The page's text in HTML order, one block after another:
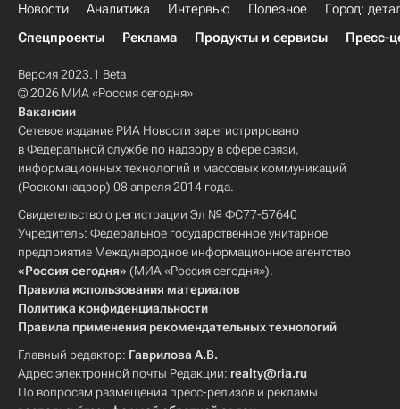
Новости Аналитика Интервью Полезное
Город:
Спецпроекты
Реклама Продукты и сервисы Пресс-
Версия 2023.1 Beta
© 2026 МИА «Россия сегодня»
Вакансии
Сетевое издание РИА Новости зарегистрировано
в Федеральной службе по надзору в сфере связи,
информационных технологий и массовых коммуникаций
(Роскомнадзор) 08 апреля 2014 года.
Свидетельство о регистрации Эл № ФС77-57640
Учредитель: Федеральное государственное унитарное
предприятие Международное информационное агентство
«Россия сегодня» (МИА «Россия сегодня»).
Правила использования материалов
Политика конфиденциальности
Правила применения рекомендательных технологий
Главный редактор: Гаврилова А.В.
Адрес электронной почты Редакции: realty@ria.ru
По вопросам размещения пресс-релизов и рекламы